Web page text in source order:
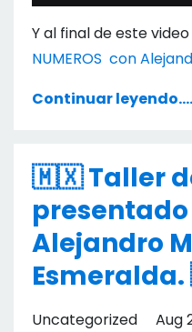
Y al final de este
NUMEROS con
Continuar leyendo....
🇲🇽 Taller
Alejandro
Uncategorized
Aug